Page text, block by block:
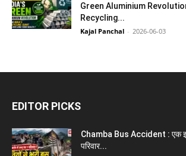
Green Aluminium
Recycling...
Kajal Panchal - 2026-06-03
EDITOR PICKS
Chamba Bus Accident : एक
परिवार...